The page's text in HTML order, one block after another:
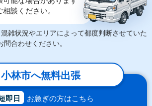
談ください。
雑状況やエリアによって都度判断させていた
合わせください。
小林市へ無料出張
即日 お急ぎの方はこちら